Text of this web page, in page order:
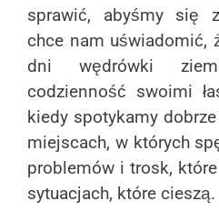
sprawić, abyśmy się
chce nam uświadomić,
dni wędrówki
codzienność swoimi
kiedy spotykamy
miejscach, w których
problemów i trosk,
sytuacjach, które cieszą.